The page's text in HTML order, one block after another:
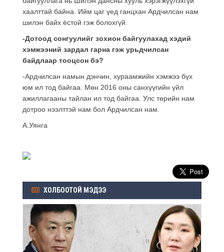
хаалттай байна. Ийм цаг үед ганцхан Ардчилсан нам
шилэн байх ёстой гэж болохгүй.
-Дотоод сонгуулийг зохион байгуулахад хэдий
хэмжээний зардал гарна гэж урьдчилсан
байдлаар тооцсон бэ?
-Ардчилсан намын дэнчин, хураамжийн хэмжээ бүх
юм ил тод байгаа. Мөн 2016 оны санхүүгийн үйл
ажиллагааны тайлан ил тод байгаа. Улс төрийн нам
дотроо нээлттэй нам бол Ардчилсан нам.
А.Уянга
ХОЛБООТОЙ МЭДЭЭ